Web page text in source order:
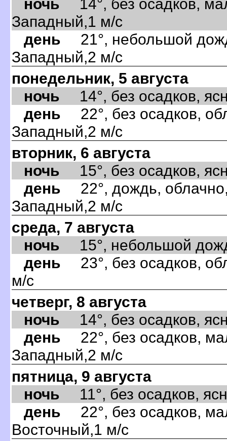
Западный,1 м/с
день 21°, небольшой
Западный,2 м/с
понедельник, 5 августа
ночь 14°, без осадков,
день 22°, без осадков,
Западный,2 м/с
вторник, 6 августа
ночь 15°, без осадков,
день 22°, дождь,
Западный,2 м/с
среда, 7 августа
ночь 15°, небольшой
день 23°, без осадков,
м/с
четверг, 8 августа
ночь 14°, без осадков,
день 22°, без осадков,
Западный,2 м/с
пятница, 9 августа
ночь 11°, без осадков,
день 22°, без осадков,
Восточный,1 м/с